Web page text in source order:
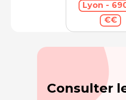
Lyon -
€€
Consulter